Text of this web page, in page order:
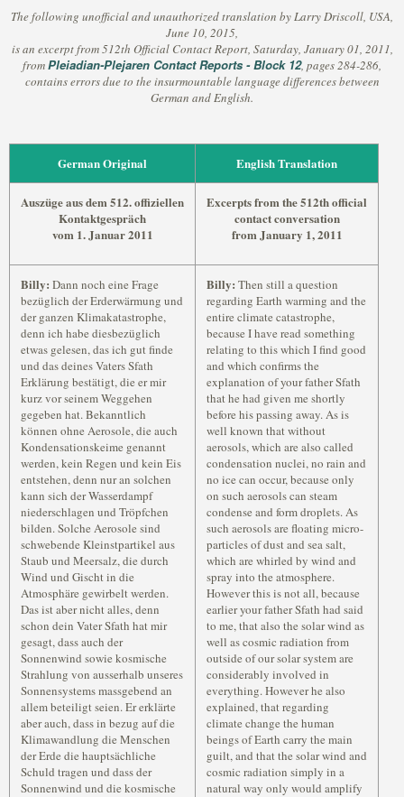
The following unofficial and unauthorized translation by Larry Driscoll, USA,
June 10, 2015,
is an excerpt from 512th Official Contact Report, Saturday, January 01, 2011,
fromPleiadian-Plejaren Contact Reports - Block 12, pages 284-286,
contains errors due to the insurmountable language differences between
German and English.
German Original English Translation
Auszüge aus dem 512. offiziellen
Kontaktgespräch
vom 1. Januar 2011
Excerpts from the 512th official
contact conversation
from January 1, 2011
Billy: Dann noch eine Frage
bezüglich der Erderwärmung und
der ganzen Klimakatastrophe,
denn ich habe diesbezüglich
etwas gelesen, das ich gut finde
und das deines Vaters Sfath
Erklärung bestätigt, die er mir
kurz vor seinem Weggehen
gegeben hat. Bekanntlich
können ohne Aerosole, die auch
Kondensationskeime genannt
werden, kein Regen und kein Eis
entstehen, denn nur an solchen
kann sich der Wasserdampf
niederschlagen und Tröpfchen
bilden. Solche Aerosole sind
schwebende Kleinstpartikel aus
Staub und Meersalz, die durch
Wind und Gischt in die
Atmosphäre gewirbelt werden.
Das ist aber nicht alles, denn
schon dein Vater Sfath hat mir
gesagt, dass auch der
Sonnenwind sowie kosmische
Strahlung von ausserhalb unseres
Sonnensystems massgebend an
allem beteiligt seien. Er erklärte
aber auch, dass in bezug auf die
Klimawandlung die Menschen
der Erde die hauptsächliche
Schuld tragen und dass der
Sonnenwind und die kosmische
Billy: Then still a question
regarding Earth warming and the
entire climate catastrophe,
because I have read something
relating to this which I find good
and which confirms the
explanation of your father Sfath
that he had given me shortly
before his passing away. As is
well known that without
aerosols, which are also called
condensation nuclei, no rain and
no ice can occur, because only
on such aerosols can steam
condense and form droplets. As
such aerosols are floating micro-
particles of dust and sea salt,
which are whirled by wind and
spray into the atmosphere.
However this is not all, because
earlier your father Sfath had said
to me, that also the solar wind as
well as cosmic radiation from
outside of our solar system are
considerably involved in
everything. However he also
explained, that regarding
climate change the human
beings of Earth carry the main
guilt, and that the solar wind and
cosmic radiation simply in a
natural way only would amplify